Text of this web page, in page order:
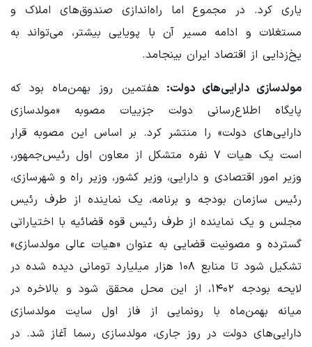
یاری کرد. در مجموع اما راه‌اندازی صندوق‌های املاک و
مستغلات و ادامه مسیر آن با پویایی بیشتر، می‌تواند به
یخ‌زدایی از اقتصاد ایران بینجامد.
مولدسازی دارایی‌های دولت: هفتمین روز بهمن‌ماه بود که
پایگاه اطلاع‌رسانی دولت جزییات مصوبه «مولدسازی
دارایی‌های دولت» را منتشر کرد. بر اساس این مصوبه قرار
است یک هیات ۷ نفره متشکل از معاون اول رئیس‌جمهور،
وزیر امور اقتصادی و دارایی، وزیر کشور، وزیر راه و شهرسازی،
رئیس سازمان بودجه و برنامه، یک نماینده از طرف رئیس
مجلس و یک نماینده از طرف رئیس قوه قضائیه با اختیاراتی
گسترده و مصونیت قضایی به عنوان «هیات عالی مولدسازی»
تشکیل شود تا منابع ۱۰۸ هزار میلیارد تومانی دیده شده در
لایحه بودجه ۱۴۰۲، از این محل محقق شود و بالاخره در
میانه بهمن‌ماه با رونمایی از فاز اول سایت مولدسازی
دارایی‌های دولت در روز جاری، مولدسازی رسما آغاز شد. در